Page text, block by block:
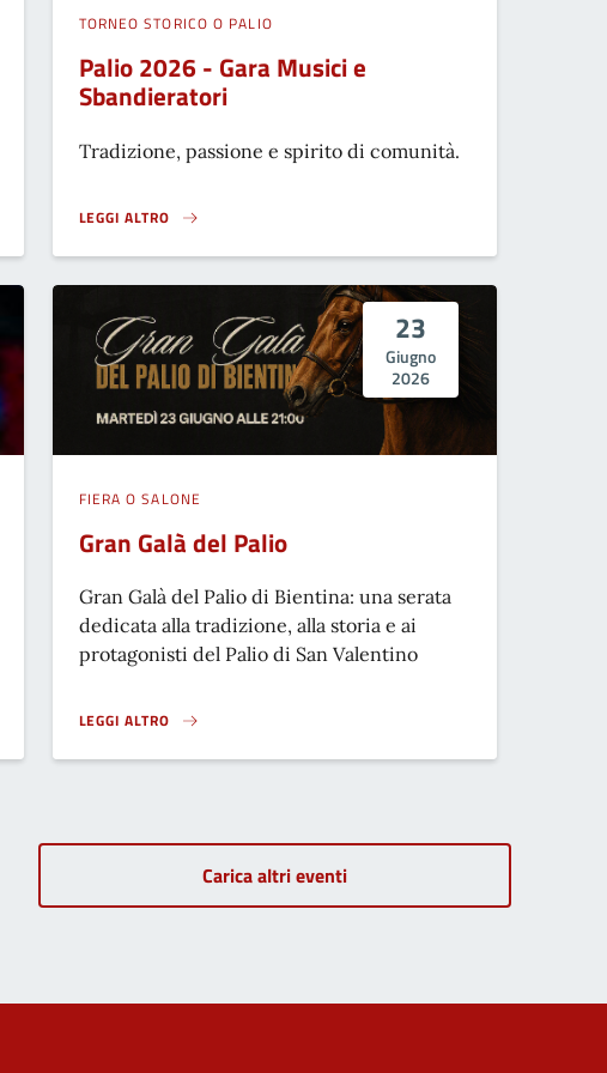
TORNEO STORICO O PALIO
Palio 2026 - Gara Musici e
Sbandieratori
Tradizione, passione e spirito di comunità.
LEGGI ALTRO
PALIO 2026 - GARA MUSICI E SBANDIERATORI}
23
Giugno
2026
FIERA O SALONE
Gran Galà del Palio
Gran Galà del Palio di Bientina: una serata
dedicata alla tradizione, alla storia e ai
protagonisti del Palio di San Valentino
LEGGI ALTRO
GRAN GALÀ DEL PALIO}
Carica altri eventi